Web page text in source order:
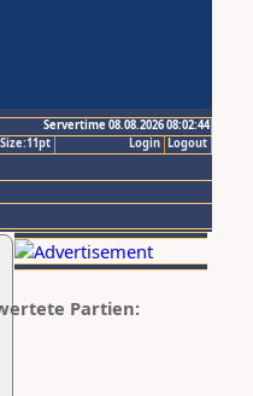
Servertime 08.08.2026 08:02:44
Logout
Login
Partien: